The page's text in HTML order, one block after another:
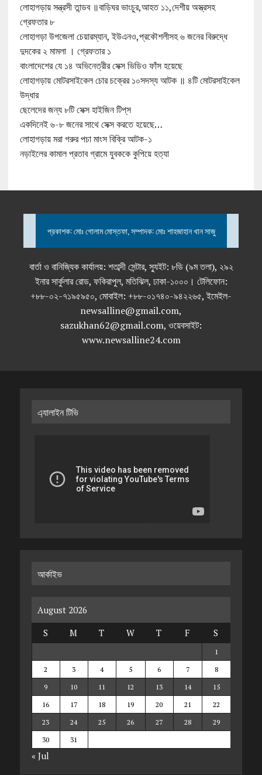
লোহাগড়ায় সন্ত্রসী তান্ডব ॥বাড়িঘর ভাংচুর,আহত ১১,দেশীয় অস্ত্রসহ
গ্রেফতার ৮
লোহাগড়া উপজেলা চেয়ারম্যান, ইউএনও,প্রকৌশলীসহ ৬ জনের বিরুদ্ধে
দুদকের ২ মামলা । গ্রেফতার ১
বাংলাদেশের যে ১৪ অভিনেত্রীর সেক্স ভিডিও ফাঁস হয়েছে
লোহাগড়ায় মোটরসাইকেল চোর চক্রের ১০সদস্য আটক ॥ ৪টি মোটরসাইকেল
উদ্ধার
ছেলেদের জন্য ৮টি সেক্স হাইজিন টিপ্‌স
একদিনেই ৬-৮ জনের সাথে সেক্স করতে হয়েছে…
লোহাগড়ায় মরা গরুর পচা মাংস বিক্রি আটক-১
নড়াইলের কামাল প্রতাব গ্রামে যুবককে কুপিয়ে হত্যা
প্রকাশক: মোঃ গোলাম মোস্তফা, সম্পাদক: মোঃ শাহজাহান খান সাজু
বার্তা ও বানিজ্যিক কার্যালয়: শতাব্দী সেন্টার, স্যুইট: ৮ডি (৯ম তলা), ২৯২
ইনার সার্কুলার রোড, ফকিরাপুল, মতিঝিল, ঢাকা-১০০০। টেলিফোন:
+৮৮-০২-৭১৯৫৯৫০, মোবাইল: +৮৮-০১৭৪০-৯৪২২৬৫, ইমেইল-
newsalline@gmail.com,
sazukhan62@gmail.com, ওয়েবসাইট:
www.newsalline24.com
এ্যালাইন টিভি
আর্কাইভ
August 2026
S
M T W T F S
1
2
3 4 5 6 7
8
9
10 11 12 13 14
15
16
17 18 19 20 21
22
23
24 25 26 27 28
29
30
31
« Jul